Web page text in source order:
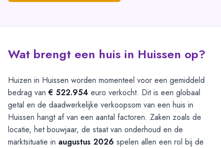
Wat brengt een huis in Huissen op?
Huizen in Huissen worden momenteel voor een gemiddeld
bedrag van € 522.954 euro verkocht. Dit is een globaal
getal en de daadwerkelijke verkoopsom van een huis in
Huissen hangt af van een aantal factoren. Zaken zoals de
locatie, het bouwjaar, de staat van onderhoud en de
marktsituatie in augustus 2026 spelen allen een rol bij de